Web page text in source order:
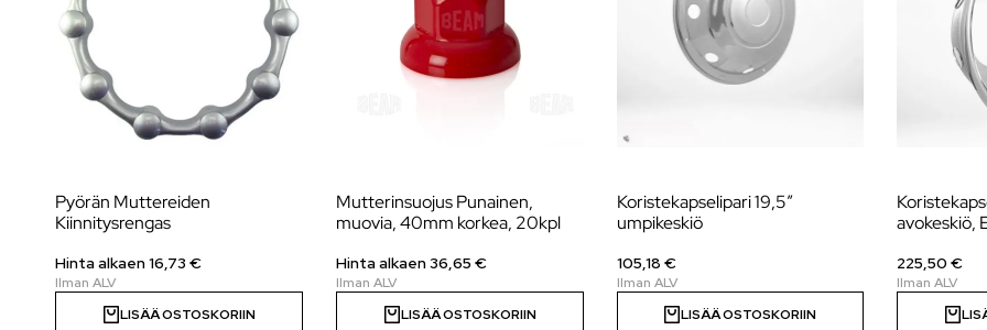
Pyörän Muttereiden
Kiinnitysrengas
Hinta alkaen 16,73 €
LISÄÄ OSTOSKORIIN
Mutterinsuojus Punainen,
muovia, 40mm korkea, 20kpl
Hinta alkaen 36,65 €
LISÄÄ OSTOSKORIIN
Koristekapselipari 19,5″
umpikeskiö
105,18 €
LISÄÄ OSTOSKORIIN
avokeskiö,
225,50 €